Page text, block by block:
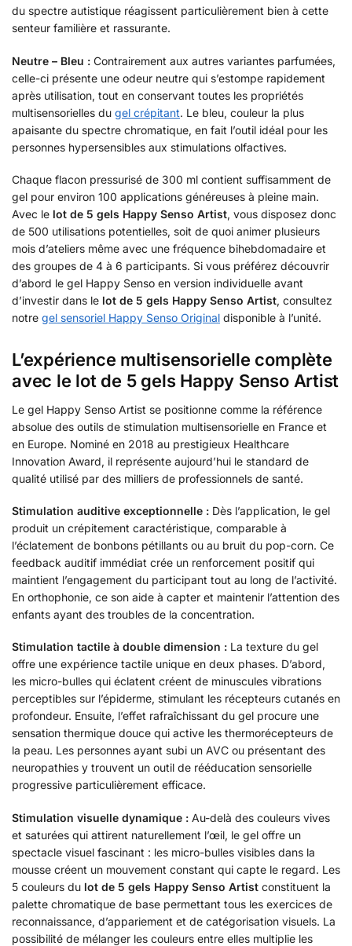
du spectre autistique réagissent particulièrement bien à cette
senteur familière et rassurante.
Neutre – Bleu : Contrairement aux autres variantes parfumées,
celle-ci présente une odeur neutre qui s’estompe rapidement
après utilisation, tout en conservant toutes les propriétés
multisensorielles du gel crépitant. Le bleu, couleur la plus
apaisante du spectre chromatique, en fait l’outil idéal pour les
personnes hypersensibles aux stimulations olfactives.
Chaque flacon pressurisé de 300 ml contient suffisamment de
gel pour environ 100 applications généreuses à pleine main.
Avec le lot de 5 gels Happy Senso Artist, vous disposez donc
de 500 utilisations potentielles, soit de quoi animer plusieurs
mois d’ateliers même avec une fréquence bihebdomadaire et
des groupes de 4 à 6 participants. Si vous préférez découvrir
d’abord le gel Happy Senso en version individuelle avant
d’investir dans le lot de 5 gels Happy Senso Artist, consultez
notre gel sensoriel Happy Senso Original disponible à l’unité.
L’expérience multisensorielle complète
avec le lot de 5 gels Happy Senso Artist
Le gel Happy Senso Artist se positionne comme la référence
absolue des outils de stimulation multisensorielle en France et
en Europe. Nominé en 2018 au prestigieux Healthcare
Innovation Award, il représente aujourd’hui le standard de
qualité utilisé par des milliers de professionnels de santé.
Stimulation auditive exceptionnelle : Dès l’application, le gel
produit un crépitement caractéristique, comparable à
l’éclatement de bonbons pétillants ou au bruit du pop-corn. Ce
feedback auditif immédiat crée un renforcement positif qui
maintient l’engagement du participant tout au long de l’activité.
En orthophonie, ce son aide à capter et maintenir l’attention des
enfants ayant des troubles de la concentration.
Stimulation tactile à double dimension : La texture du gel
offre une expérience tactile unique en deux phases. D’abord,
les micro-bulles qui éclatent créent de minuscules vibrations
perceptibles sur l’épiderme, stimulant les récepteurs cutanés en
profondeur. Ensuite, l’effet rafraîchissant du gel procure une
sensation thermique douce qui active les thermorécepteurs de
la peau. Les personnes ayant subi un AVC ou présentant des
neuropathies y trouvent un outil de rééducation sensorielle
progressive particulièrement efficace.
Stimulation visuelle dynamique : Au-delà des couleurs vives
et saturées qui attirent naturellement l’œil, le gel offre un
spectacle visuel fascinant : les micro-bulles visibles dans la
mousse créent un mouvement constant qui capte le regard. Les
5 couleurs du lot de 5 gels Happy Senso Artist constituent la
palette chromatique de base permettant tous les exercices de
reconnaissance, d’appariement et de catégorisation visuels. La
possibilité de mélanger les couleurs entre elles multiplie les